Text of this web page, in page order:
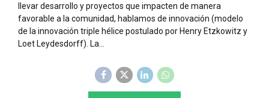
llevar desarrollo y proyectos que impacten de manera
favorable a la comunidad, hablamos de innovación (modelo
de la innovación triple hélice postulado por Henry Etzkowitz y
Loet Leydesdorff). La...